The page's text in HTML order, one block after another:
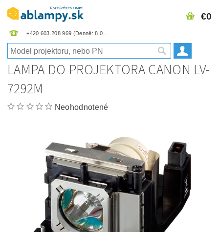
+420 603 208 969
€0
LAMPA DO PROJEKTORA CANON LV-
7292M
Neohodnotené